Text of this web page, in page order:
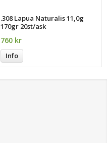
.308 Lapua Naturalis 11,0g
170gr 20st/ask
760 kr
Info